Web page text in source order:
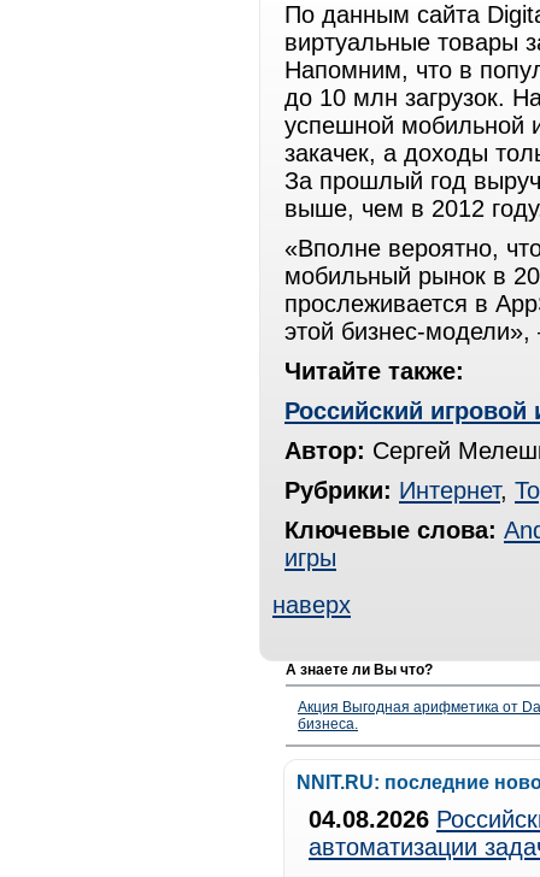
По данным сайта
виртуальные товары
Напомним, что в
до 10 млн загрузок.
успешной мобильной
закачек, а доходы
За прошлый год
выше, чем в 2012
«Вполне вероятно,
мобильный рынок в
прослеживается в
этой бизнес-
Читайте также:
Российский игровой
Автор: Сергей
Рубрики: Интернет,
Ключевые слова:
игры
наверх
А знаете ли Вы что?
Акция Выгодная арифметика от
бизнеса.
NNIT.RU: последние
04.08.2026
автоматизации